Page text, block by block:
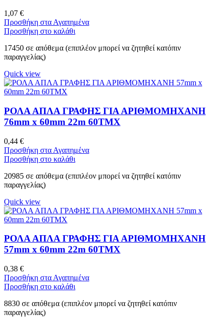
1,07 €
Προσθήκη στα Αγαπημένα
Προσθήκη στο καλάθι
17450 σε απόθεμα (επιπλέον μπορεί να ζητηθεί κατόπιν
παραγγελίας)
Quick view
ΡΟΛΑ ΑΠΛΑ ΓΡΑΦΗΣ ΓΙΑ ΑΡΙΘΜΟΜΗΧΑΝΗ
76mm x 60mm 22m 60ΤΜΧ
0,44 €
Προσθήκη στα Αγαπημένα
Προσθήκη στο καλάθι
20985 σε απόθεμα (επιπλέον μπορεί να ζητηθεί κατόπιν
παραγγελίας)
Quick view
ΡΟΛΑ ΑΠΛΑ ΓΡΑΦΗΣ ΓΙΑ ΑΡΙΘΜΟΜΗΧΑΝΗ
57mm x 60mm 22m 60ΤΜΧ
0,38 €
Προσθήκη στα Αγαπημένα
Προσθήκη στο καλάθι
8830 σε απόθεμα (επιπλέον μπορεί να ζητηθεί κατόπιν
παραγγελίας)